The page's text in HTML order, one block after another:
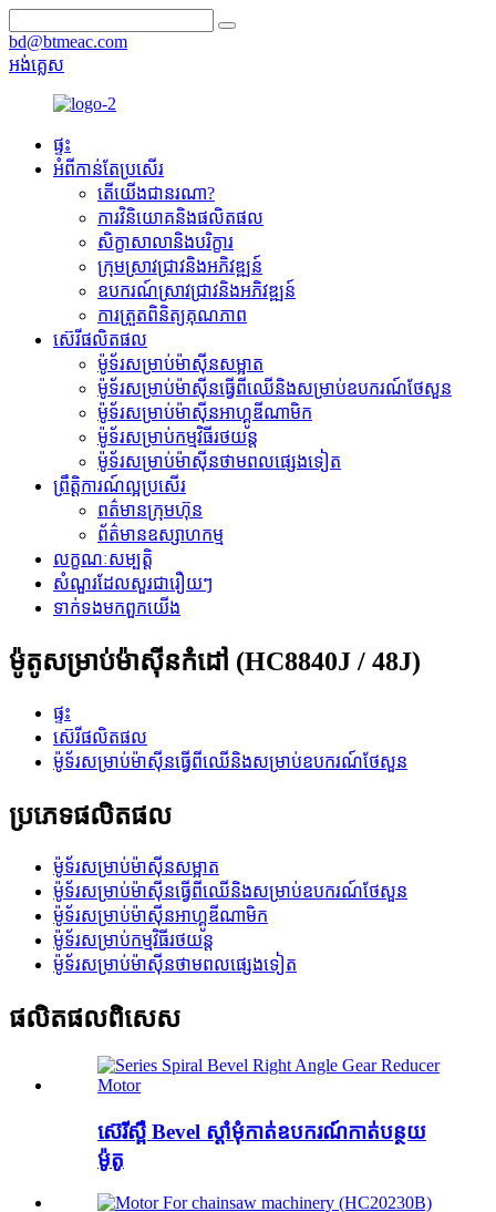
bd@btmeac.com
អង់គ្លេស
ផ្ទះ
អំពីកាន់តែប្រសើរ
តើយើងជានរណា?
ការវិនិយោគនិងផលិតផល
សិក្ខាសាលានិងបរិក្ខារ
ក្រុមស្រាវជ្រាវនិងអភិវឌ្ឍន៍
ឧបករណ៍ស្រាវជ្រាវនិងអភិវឌ្ឍន៍
ការត្រួតពិនិត្យគុណភាព
ស៊េរីផលិតផល
ម៉ូទ័រសម្រាប់ម៉ាស៊ីនសម្អាត
ម៉ូទ័រសម្រាប់ម៉ាស៊ីនធ្វើពីឈើនិងសម្រាប់ឧបករណ៍ថែសួន
ម៉ូទ័រសម្រាប់ម៉ាស៊ីនអាហ្គូឌីណាមិក
ម៉ូទ័រសម្រាប់កម្មវិធីរថយន្ត
ម៉ូទ័រសម្រាប់ម៉ាស៊ីនថាមពលផ្សេងទៀត
ព្រឹត្តិការណ៍ល្អប្រសើរ
ពត៌មានក្រុមហ៊ុន
ព័ត៌មានឧស្សាហកម្ម
លក្ខណៈ​សម្បត្តិ
សំណួរដែលសួរជារឿយៗ
ទាក់ទង​មក​ពួក​យើង
ម៉ូតូសម្រាប់ម៉ាស៊ីនកំដៅ (HC8840J / 48J)
ផ្ទះ
ស៊េរីផលិតផល
ម៉ូទ័រសម្រាប់ម៉ាស៊ីនធ្វើពីឈើនិងសម្រាប់ឧបករណ៍ថែសួន
ប្រភេទផលិតផល
ម៉ូទ័រសម្រាប់ម៉ាស៊ីនសម្អាត
ម៉ូទ័រសម្រាប់ម៉ាស៊ីនធ្វើពីឈើនិងសម្រាប់ឧបករណ៍ថែសួន
ម៉ូទ័រសម្រាប់ម៉ាស៊ីនអាហ្គូឌីណាមិក
ម៉ូទ័រសម្រាប់កម្មវិធីរថយន្ត
ម៉ូទ័រសម្រាប់ម៉ាស៊ីនថាមពលផ្សេងទៀត
ផលិតផល​ពិសេស
ស៊េរីស្ពឺ Bevel ស្តាំមុំកាត់ឧបករណ៍កាត់បន្ថយ
ម៉ូតូ